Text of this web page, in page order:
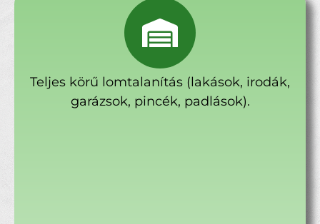
Teljes körű lomtalanítás (lakások, irodák,
garázsok, pincék, padlások).